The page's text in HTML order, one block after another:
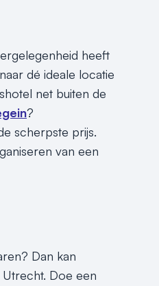
heeft
dé ideale locatie
net buiten de
?
scherpste prijs.
van een
Dan kan
Doe een